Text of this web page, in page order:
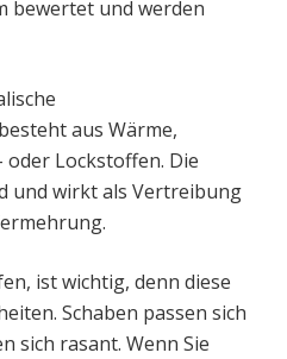
bewertet und werden
aus Wärme,
oder Lockstoffen. Die
und wirkt als Vertreibung
ist wichtig, denn diese
Schaben passen sich
sich rasant. Wenn Sie